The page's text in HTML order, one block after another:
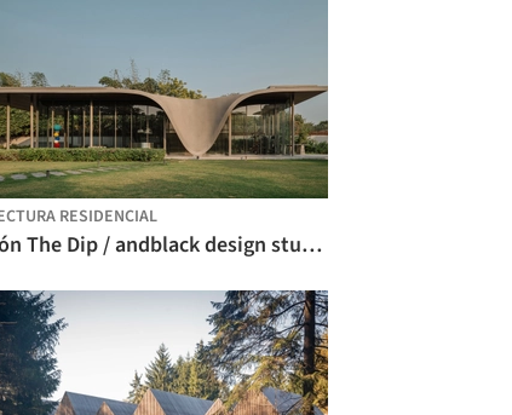
RESIDENCIAL
Pabellón The Dip / andblack design studio